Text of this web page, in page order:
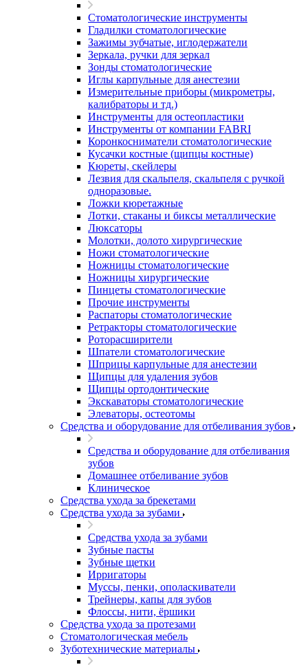
Стоматологические инструменты
Гладилки стоматологические
Зажимы зубчатые, иглодержатели
Зеркала, ручки для зеркал
Зонды стоматологические
Иглы карпульные для анестезии
Измерительные приборы (микрометры,
калибраторы и тд.)
Инструменты для остеопластики
Инструменты от компании FABRI
Коронкосниматели стоматологические
Кусачки костные (щипцы костные)
Кюреты, скейлеры
Лезвия для скальпеля, скальпеля с ручкой
одноразовые.
Ложки кюретажные
Лотки, стаканы и биксы металлические
Люксаторы
Молотки, долото хирургические
Ножи стоматологические
Ножницы стоматологические
Ножницы хирургические
Пинцеты стоматологические
Прочие инструменты
Распаторы стоматологические
Ретракторы стоматологические
Роторасширители
Шпатели стоматологические
Шприцы карпульные для анестезии
Щипцы для удаления зубов
Щипцы ортодонтические
Экскаваторы стоматологические
Элеваторы, остеотомы
Средства и оборудование для отбеливания зубов
Средства и оборудование для отбеливания
зубов
Домашнее отбеливание зубов
Клиническое
Средства ухода за брекетами
Средства ухода за зубами
Средства ухода за зубами
Зубные пасты
Зубные щетки
Ирригаторы
Муссы, пенки, ополаскиватели
Трейнеры, капы для зубов
Флоссы, нити, ёршики
Средства ухода за протезами
Стоматологическая мебель
Зуботехнические материалы